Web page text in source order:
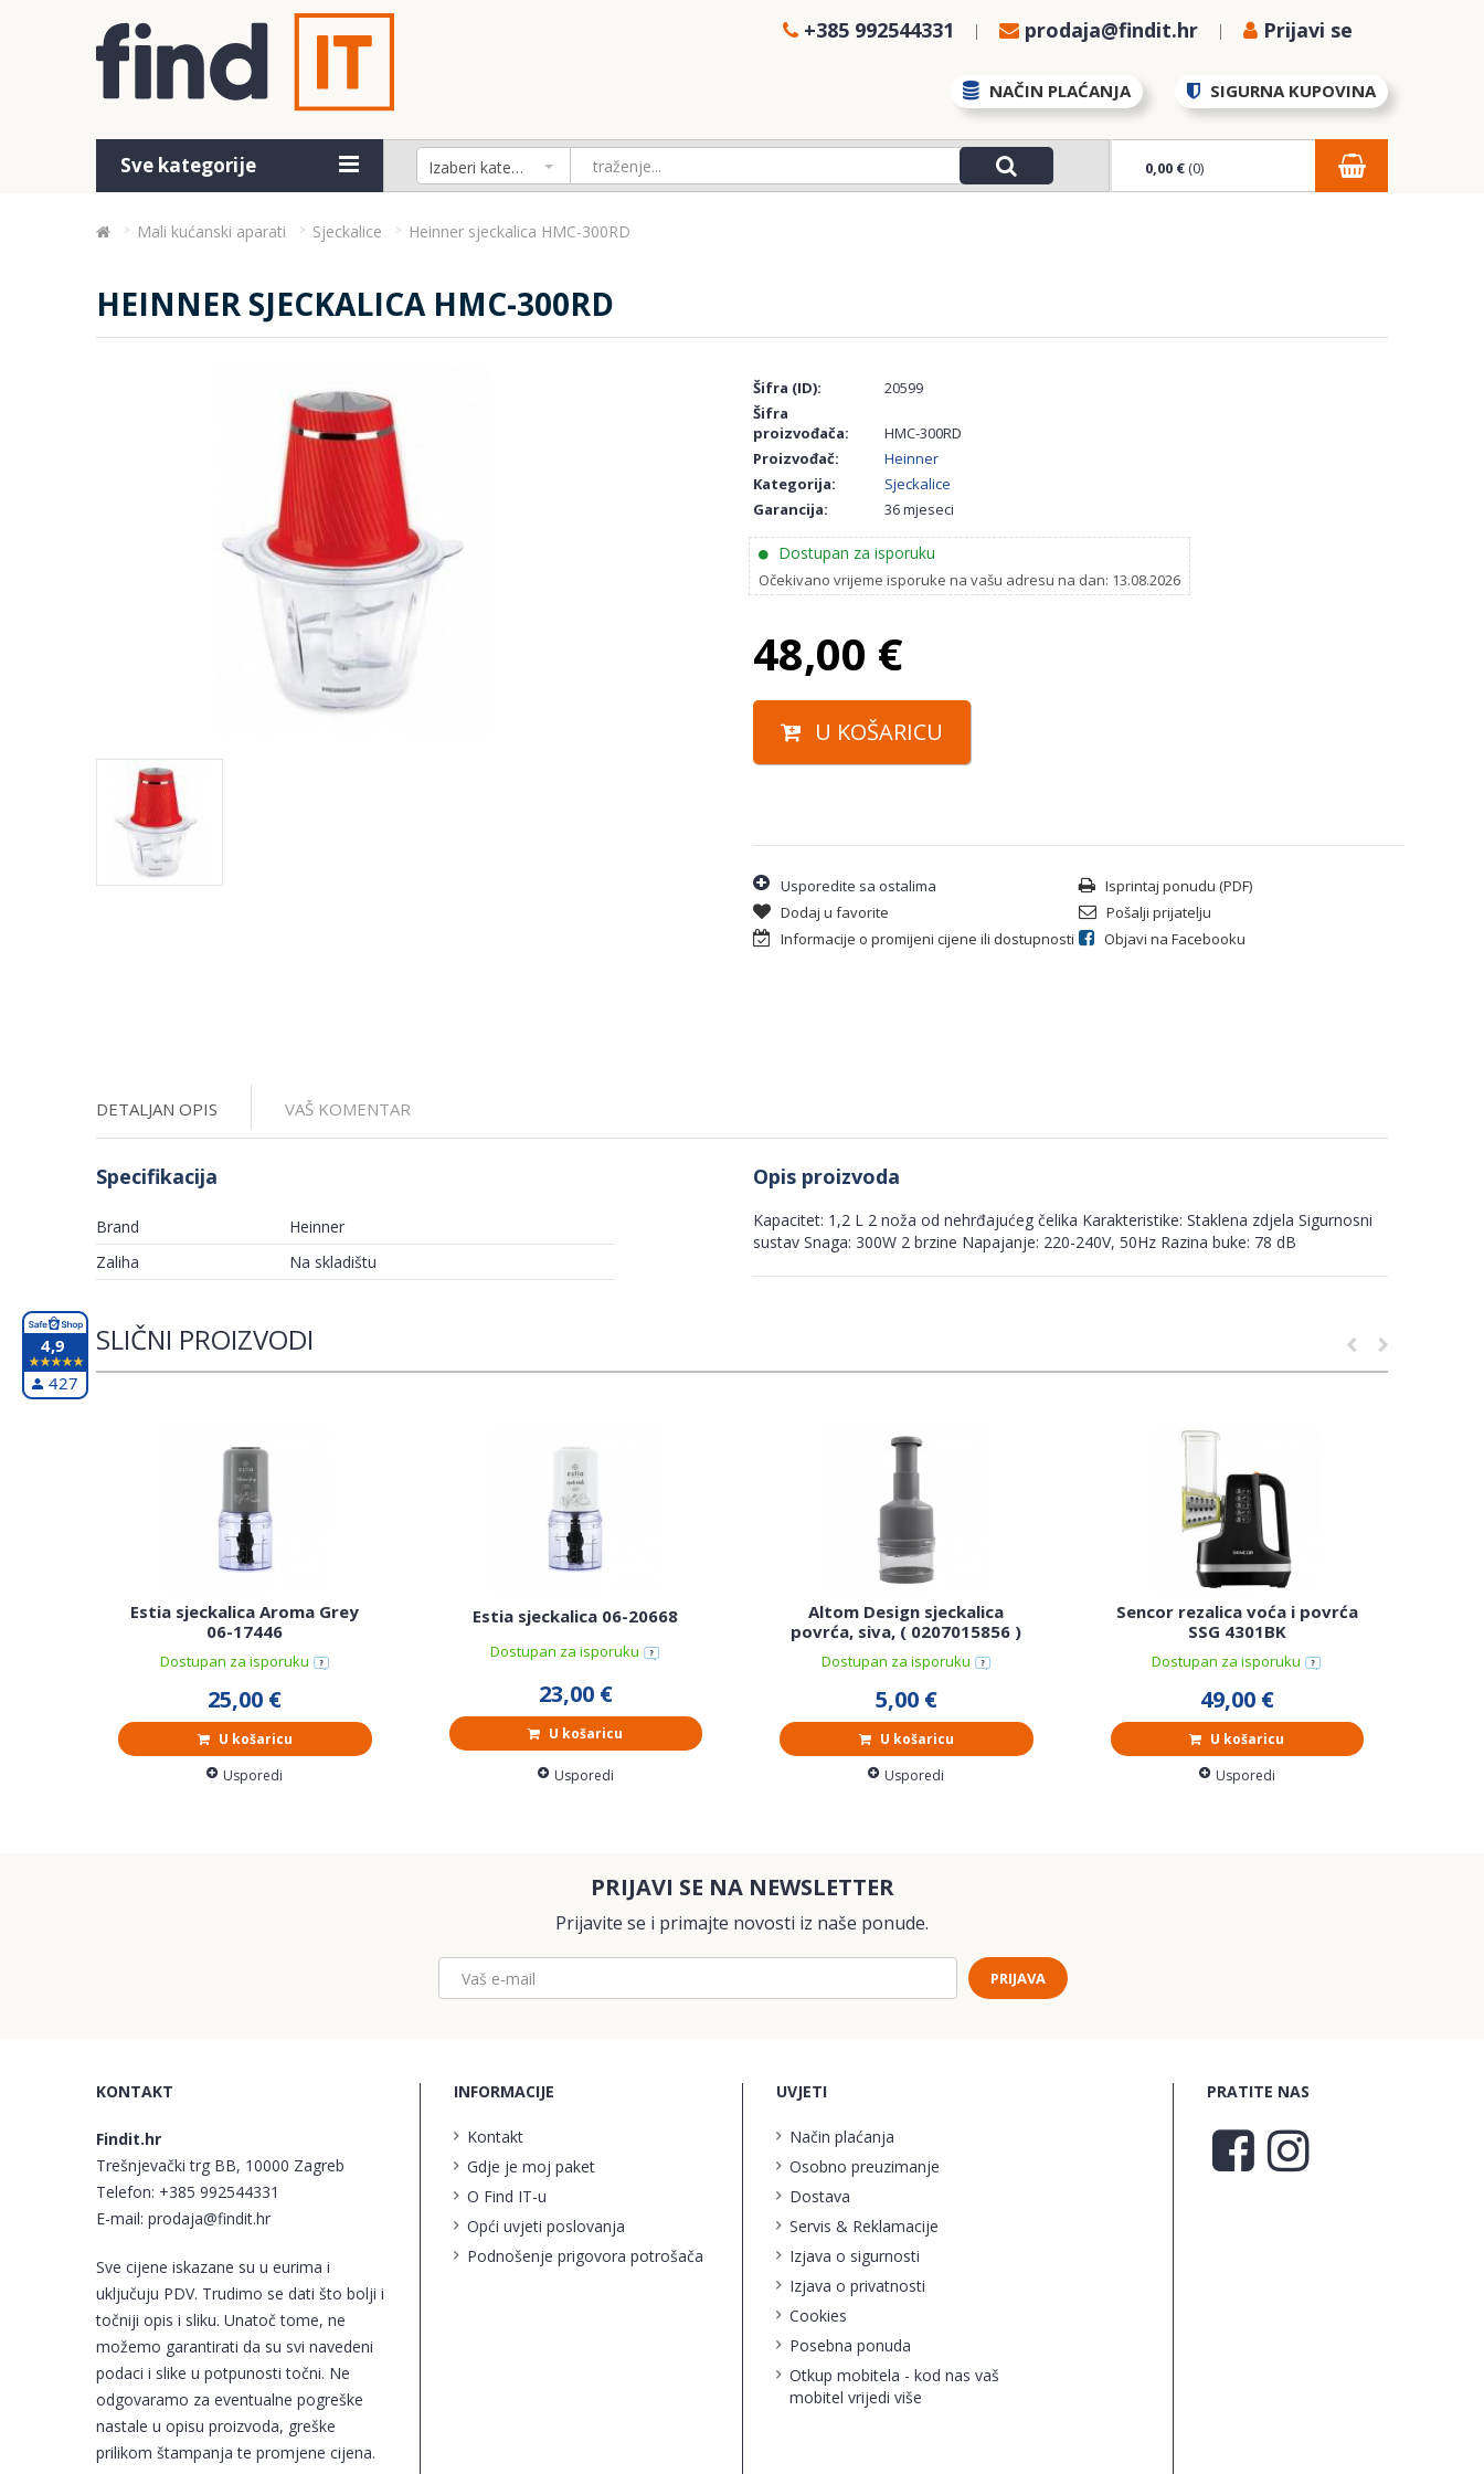
+385 992544331 prodaja@findit.hr Prijavi se
NAČIN PLAĆANJA SIGURNA KUPOVINA
Sve kategorije Izaberi kategoriju 0,00 €(0)
Mali kućanski aparati Sjeckalice Heinner sjeckalica HMC-300RD
HEINNER SJECKALICA HMC-300RD
Šifra (ID):
20599
Šifra
proizvođača:
HMC-300RD
Proizvođač:
Heinner
Kategorija:
Sjeckalice
Garancija:
36 mjeseci
Dostupan za isporuku
Očekivano vrijeme isporuke na vašu adresu na dan: 13.08.2026
48,00 €
U KOŠARICU
Usporedite sa ostalima
Isprintaj ponudu (PDF)
Dodaj u favorite
Pošalji prijatelju
Informacije o promijeni cijene ili dostupnosti
Objavi na Facebooku
DETALJAN OPIS VAŠ KOMENTAR
Specifikacija
Brand
Heinner
Zaliha
Na skladištu
Opis proizvoda
Kapacitet: 1,2 L 2 noža od nehrđajućeg čelika Karakteristike: Staklena zdjela Sigurnosni
sustav Snaga: 300W 2 brzine Napajanje: 220-240V, 50Hz Razina buke: 78 dB
SLIČNI PROIZVODI
Estia sjeckalica Aroma Grey
06-17446
Dostupan za isporuku
25,00 €
U košaricu
Usporedi
Estia sjeckalica 06-20668
Dostupan za isporuku
23,00 €
U košaricu
Usporedi
Altom Design sjeckalica
povrća, siva, ( 0207015856 )
Dostupan za isporuku
5,00 €
U košaricu
Usporedi
Sencor rezalica voća i povrća
SSG 4301BK
Dostupan za isporuku
49,00 €
U košaricu
Usporedi
PRIJAVI SE NA NEWSLETTER
Prijavite se i primajte novosti iz naše ponude.
PRIJAVA
KONTAKT
Findit.hr
Trešnjevački trg BB, 10000 Zagreb
Telefon: +385 992544331
E-mail: prodaja@findit.hr
Sve cijene iskazane su u eurima i
uključuju PDV. Trudimo se dati što bolji i
točniji opis i sliku. Unatoč tome, ne
možemo garantirati da su svi navedeni
podaci i slike u potpunosti točni. Ne
odgovaramo za eventualne pogreške
nastale u opisu proizvoda, greške
prilikom štampanja te promjene cijena.
INFORMACIJE
Kontakt
Gdje je moj paket
O Find IT-u
Opći uvjeti poslovanja
Podnošenje prigovora potrošača
UVJETI
Način plaćanja
Osobno preuzimanje
Dostava
Servis & Reklamacije
Izjava o sigurnosti
Izjava o privatnosti
Cookies
Posebna ponuda
Otkup mobitela - kod nas vaš
mobitel vrijedi više
PRATITE NAS
4,9
427